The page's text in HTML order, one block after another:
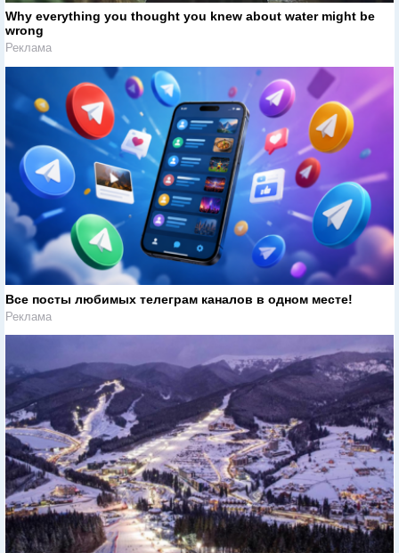
Why everything you thought you knew about water might be
wrong
Реклама
Все посты любимых телеграм каналов в одном месте!
Реклама